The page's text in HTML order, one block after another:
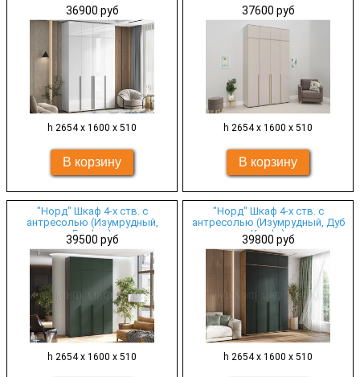
36900 руб
h 2654 х 1600 х 510
37600 руб
h 2654 х 1600 х 510
"Норд" Шкаф 4-х ств. с
антресолью (Изумрудный,
Графит)
39500 руб
h 2654 х 1600 х 510
"Норд" Шкаф 4-х ств. с
антресолью (Изумрудный, Дуб
Крафт)
39800 руб
h 2654 х 1600 х 510